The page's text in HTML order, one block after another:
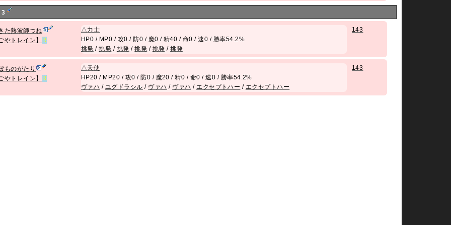
3
た熱波師つね
やトレイン】
R
△力士
HP0 / MP0 / 攻0 / 防0 / 魔0 / 精40 / 命0 / 速0 / 勝率54.2%
挑発 /挑発 / 挑発 /挑発 / 挑発 /挑発
143
ものがたり
やトレイン】
R
△天使
HP20 / MP20 / 攻0 / 防0 / 魔20 / 精0 / 命0 / 速0 / 勝率54.2%
ヴァハ / ユグドラシル / ヴァハ / ヴァハ /エクセプトハー / エクセプトハー
143